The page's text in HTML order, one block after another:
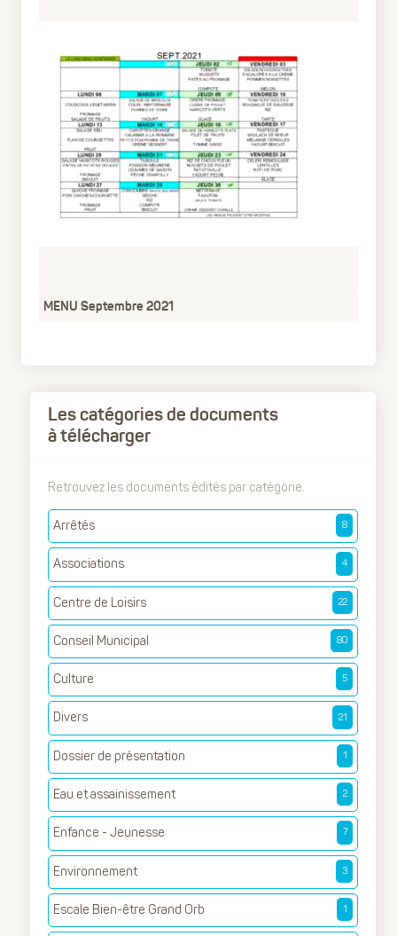
MENU Septembre 2021
Les catégories de documents
à télécharger
Retrouvez les documents édités par catégorie.
Arrêtés 8
Associations 4
Centre de Loisirs 22
Conseil Municipal 80
Culture 5
Divers 21
Dossier de présentation 1
Eau et assainissement 2
Enfance - Jeunesse 7
Environnement 3
Escale Bien-être Grand Orb 1